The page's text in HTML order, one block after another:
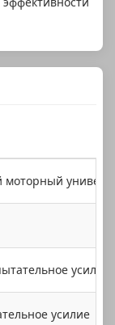
моторный
усилие
усилие